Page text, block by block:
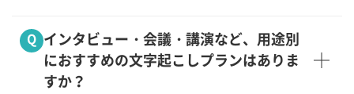
Q
インタビュー・会議・講演など、用途別
におすすめの文字起こしプランはありま
すか？